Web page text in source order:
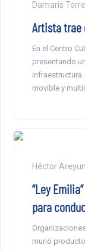
Damaris
Artista trae
En el Centro
presentando
movible y
Héctor
“Ley
para
murió